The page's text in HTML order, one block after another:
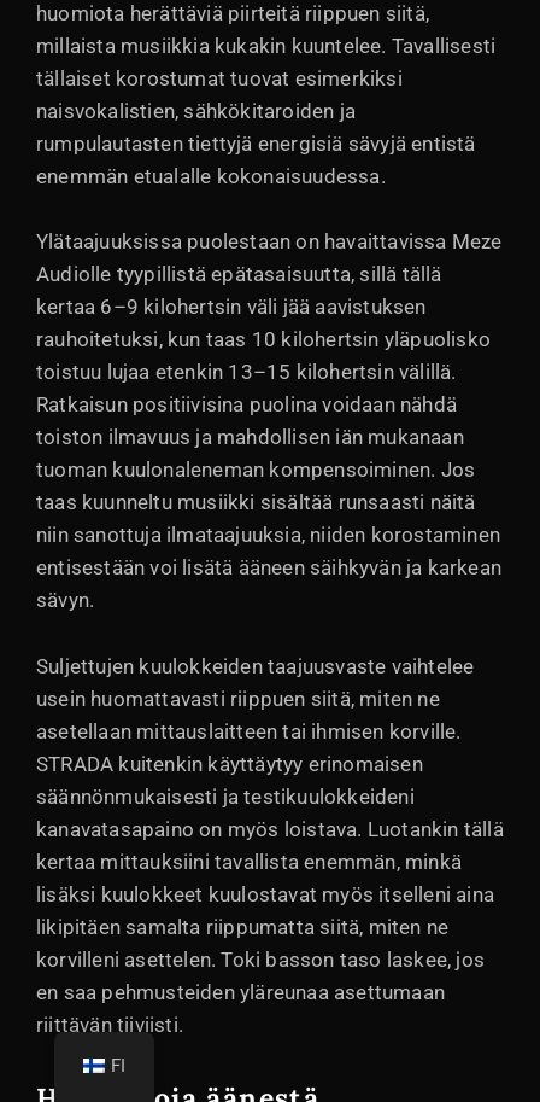
huomiota herättäviä piirteitä riippuen siitä,
millaista musiikkia kukakin kuuntelee. Tavallisesti
tällaiset korostumat tuovat esimerkiksi
naisvokalistien, sähkökitaroiden ja
rumpulautasten tiettyjä energisiä sävyjä entistä
enemmän etualalle kokonaisuudessa.
Ylätaajuuksissa puolestaan on havaittavissa Meze
Audiolle tyypillistä epätasaisuutta, sillä tällä
kertaa 6–9 kilohertsin väli jää aavistuksen
rauhoitetuksi, kun taas 10 kilohertsin yläpuolisko
toistuu lujaa etenkin 13–15 kilohertsin välillä.
Ratkaisun positiivisina puolina voidaan nähdä
toiston ilmavuus ja mahdollisen iän mukanaan
tuoman kuulonaleneman kompensoiminen. Jos
taas kuunneltu musiikki sisältää runsaasti näitä
niin sanottuja ilmataajuuksia, niiden korostaminen
entisestään voi lisätä ääneen säihkyvän ja karkean
sävyn.
Suljettujen kuulokkeiden taajuusvaste vaihtelee
usein huomattavasti riippuen siitä, miten ne
asetellaan mittauslaitteen tai ihmisen korville.
STRADA kuitenkin käyttäytyy erinomaisen
säännönmukaisesti ja testikuulokkeideni
kanavatasapaino on myös loistava. Luotankin tällä
kertaa mittauksiini tavallista enemmän, minkä
lisäksi kuulokkeet kuulostavat myös itselleni aina
likipitäen samalta riippumatta siitä, miten ne
korvilleni asettelen. Toki basson taso laskee, jos
en saa pehmusteiden yläreunaa asettumaan
riittävän tiiviisti.
FI